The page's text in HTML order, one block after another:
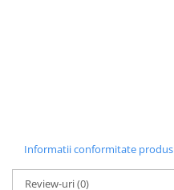
Informatii conformitate produs
Review-uri(0)